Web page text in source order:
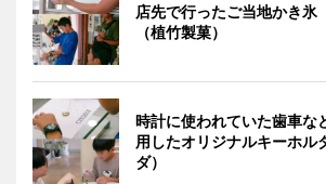
店先で行ったご当地かき氷
（植竹製菓）
時計に使われていた歯車な
用したオリジナルキーホル
ダ）